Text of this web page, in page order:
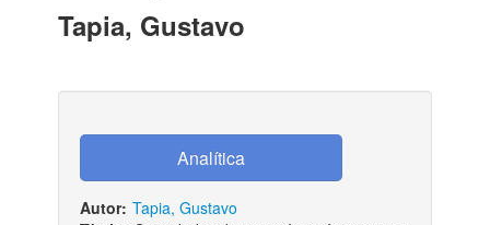
Tapia, Gustavo
Autor: Tapia, Gustavo